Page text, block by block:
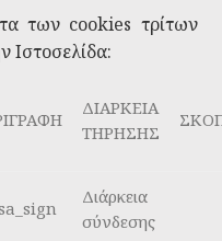
των cookies τρίτων
Ιστοσελίδα:
ΔΙΑΡΚΕΙΑ
ΤΗΡΗΣΗΣ
Διάρκεια
σύνδεσης